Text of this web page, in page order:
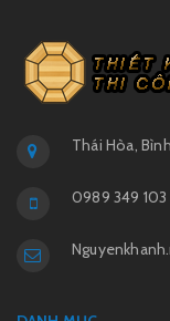
Thái Hòa,
0989 349 103